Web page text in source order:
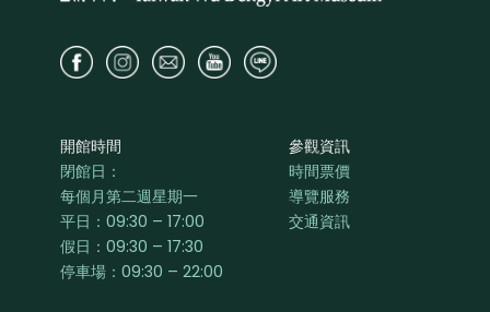
開館時間
閉館日：
每個月第二週星期一
平日： 09:30 – 17:00
假日：09:30 – 17:30
停車場：09:30 – 22:00
參觀資訊
時間票價
導覽服務
交通資訊